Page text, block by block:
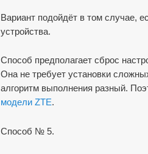
Вариант подойдёт в том случае,
устройства.
Способ предполагает сброс
Она не требует установки
алгоритм выполнения разный.
модели ZTE.
Способ № 5.